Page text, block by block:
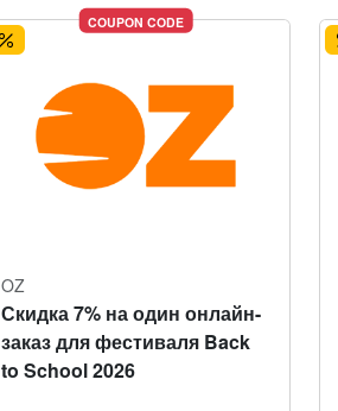
COUPON CODE
OZ
Скидка 7% на один онлайн-
заказ для фестиваля Back
to School 2026